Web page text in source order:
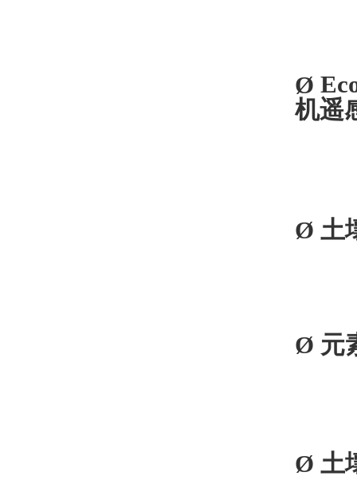
Ø
机遥
Ø 土
Ø 元
Ø 土